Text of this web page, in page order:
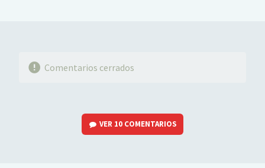
Comentarios cerrados
VER 10 COMENTARIOS